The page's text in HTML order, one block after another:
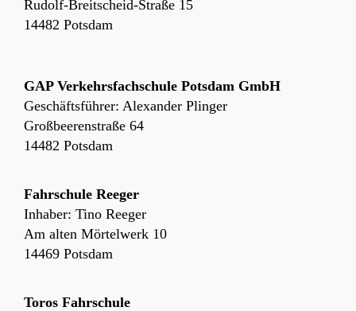
Rudolf-Breitscheid-Straße 15
14482 Potsdam
GAP Verkehrsfachschule Potsdam GmbH
Geschäftsführer: Alexander Plinger
Großbeerenstraße 64
14482 Potsdam
Fahrschule Reeger
Inhaber: Tino Reeger
Am alten Mörtelwerk 10
14469 Potsdam
Toros Fahrschule